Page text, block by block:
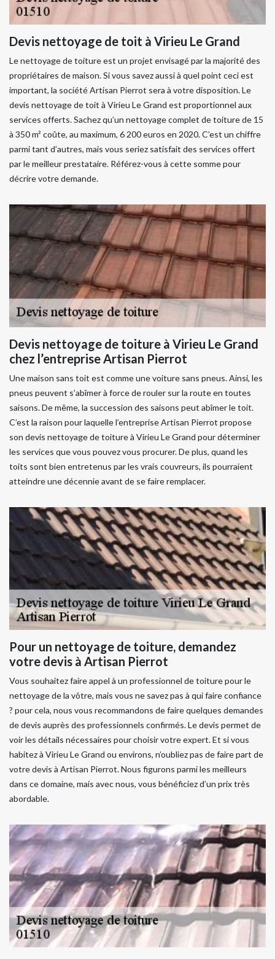
Devis nettoyage de toit à Virieu Le Grand
Le nettoyage de toiture est un projet envisagé par la majorité des
propriétaires de maison. Si vous savez aussi à quel point ceci est
important, la société Artisan Pierrot sera à votre disposition. Le
devis nettoyage de toit à Virieu Le Grand est proportionnel aux
services offerts. Sachez qu’un nettoyage complet de toiture de 15
à 350 m² coûte, au maximum, 6 200 euros en 2020. C’est un chiffre
parmi tant d’autres, mais vous seriez satisfait des services offert
par le meilleur prestataire. Référez-vous à cette somme pour
décrire votre demande.
Devis nettoyage de toiture à Virieu Le Grand
chez l’entreprise Artisan Pierrot
Une maison sans toit est comme une voiture sans pneus. Ainsi, les
pneus peuvent s’abîmer à force de rouler sur la route en toutes
saisons. De même, la succession des saisons peut abîmer le toit.
C’est la raison pour laquelle l’entreprise Artisan Pierrot propose
son devis nettoyage de toiture à Virieu Le Grand pour déterminer
les services que vous pouvez vous procurer. De plus, quand les
toits sont bien entretenus par les vrais couvreurs, ils pourraient
atteindre une décennie avant de se faire remplacer.
Pour un nettoyage de toiture, demandez
votre devis à Artisan Pierrot
Vous souhaitez faire appel à un professionnel de toiture pour le
nettoyage de la vôtre, mais vous ne savez pas à qui faire confiance
? pour cela, nous vous recommandons de faire quelques demandes
de devis auprès des professionnels confirmés. Le devis permet de
voir les détails nécessaires pour choisir votre expert. Et si vous
habitez à Virieu Le Grand ou environs, n’oubliez pas de faire part de
votre devis à Artisan Pierrot. Nous figurons parmi les meilleurs
dans ce domaine, mais avec nous, vous bénéficiez d’un prix très
abordable.